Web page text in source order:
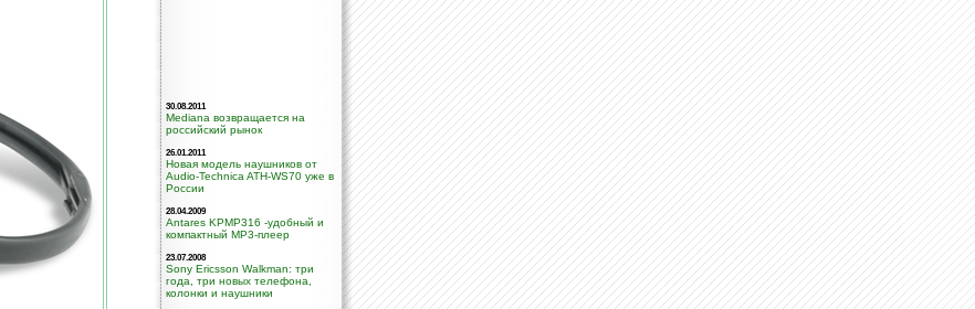
30.08.2011
Mediana возвращается на
российский рынок
26.01.2011
Новая модель наушников от
Audio-Technica ATH-WS70 уже в
России
28.04.2009
Antares KPMP316 -удобный и
компактный МР3-плеер
23.07.2008
Sony Ericsson Walkman: три
года, три новых телефона,
колонки и наушники